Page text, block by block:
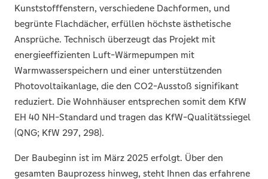
Kunststofffenstern, verschiedene Dachformen, und
begrünte Flachdächer, erfüllen höchste ästhetische
Ansprüche. Technisch überzeugt das Projekt mit
energieeffizienten Luft-Wärmepumpen mit
Warmwasserspeichern und einer unterstützenden
Photovoltaikanlage, die den CO2-Ausstoß signifikant
reduziert. Die Wohnhäuser entsprechen somit dem KfW
EH 40 NH-Standard und tragen das KfW-Qualitätssiegel
(QNG; KfW 297, 298).
Der Baubeginn ist im März 2025 erfolgt. Über den
gesamten Bauprozess hinweg, steht Ihnen das erfahrene